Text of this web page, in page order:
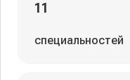
11
специальностей